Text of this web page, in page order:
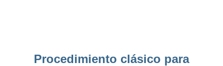
Procedimiento clásico para